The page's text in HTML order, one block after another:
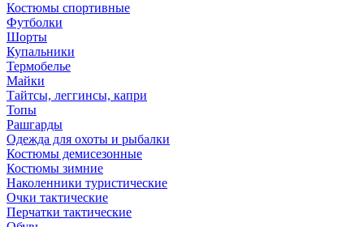
Костюмы спортивные
Футболки
Шорты
Купальники
Термобелье
Майки
Тайтсы, леггинсы, капри
Топы
Рашгарды
Одежда для охоты и рыбалки
Костюмы демисезонные
Костюмы зимние
Наколенники туристические
Очки тактические
Перчатки тактические